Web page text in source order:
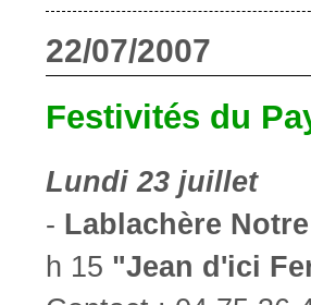
22/07/2007
Festivités du
Lundi 23 juillet
- Lablachère
h 15 "Jean d'ici